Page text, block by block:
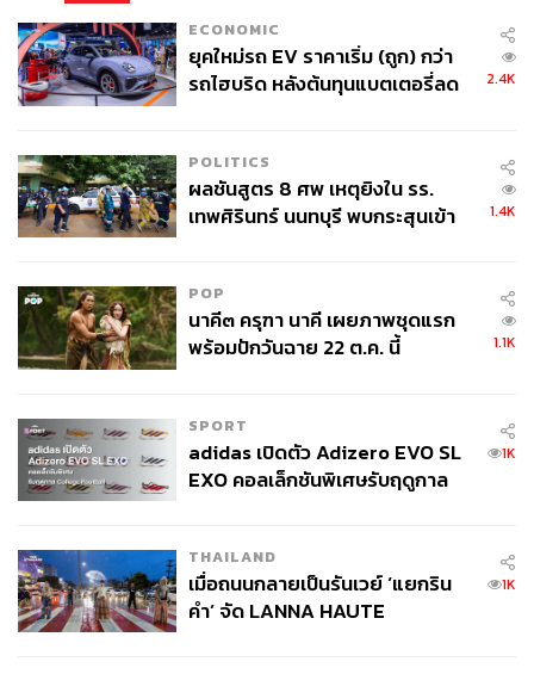
ECONOMIC
ยุคใหม่รถ EV ราคาเริ่ม (ถูก) กว่า
รถไฮบริด หลังต้นทุนแบตเตอรี่ลด
2.4K
POLITICS
ผลชันสูตร 8 ศพ เหตุยิงใน รร.
เทพศิรินทร์ นนทบุรี พบกระสุนเข้า
1.4K
POP
นาคี๓ ครุฑา นาคี เผยภาพชุดแรก
พร้อมปักวันฉาย 22 ต.ค. นี้
1.1K
SPORT
adidas เปิดตัว Adizero EVO SL
EXO คอลเล็กชันพิเศษรับฤดูกาล
1K
THAILAND
เมื่อถนนกลายเป็นรันเวย์ ‘แยกริน
คำ’ จัด LANNA HAUTE
1K